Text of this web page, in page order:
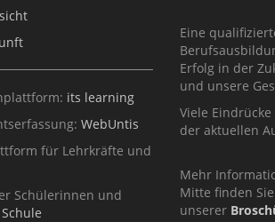
its learning
WebUntis
für Lehrkräfte und
Schülerinnen und
Eine
Erfolg in der
und unsere
Viele
der aktuellen
Mehr
Mitte finden
unserer